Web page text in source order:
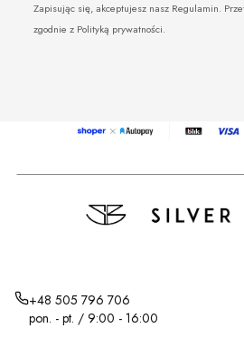
Zapisując się, akceptujesz nasz Regulamin.
zgodnie z Polityką prywatności.
+48 505 796 706
pon. - pt. / 9:00 - 16:00